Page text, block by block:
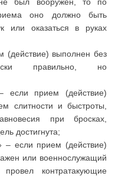
оно должно быть
или оказаться в руках
(действие) выполнен без
правильно, но
– если прием (действие)
слитности и быстроты,
при бросках,
достигнута;
– если прием (действие)
или военнослужащий
контратакующие